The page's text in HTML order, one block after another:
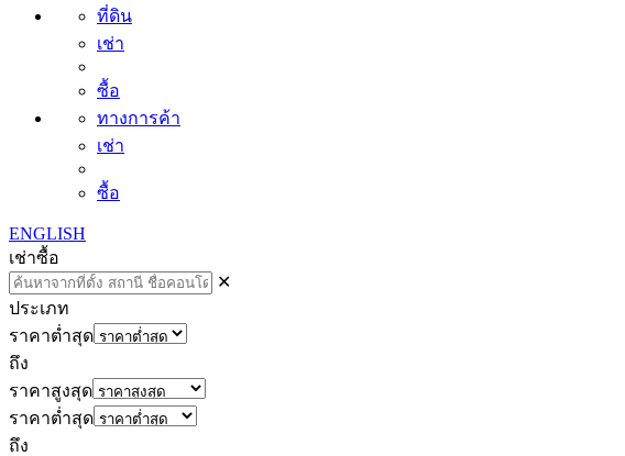
ที่ดิน
เช่า
ซื้อ
ทางการค้า
เช่า
ซื้อ
ENGLISH
เช่าซื้อ
✕
ประเภท
ราคาต่ำสุด
ถึง
ราคาสูงสุด
ราคาต่ำสุด
ถึง